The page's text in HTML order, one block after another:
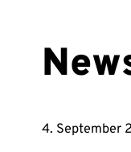
4. September